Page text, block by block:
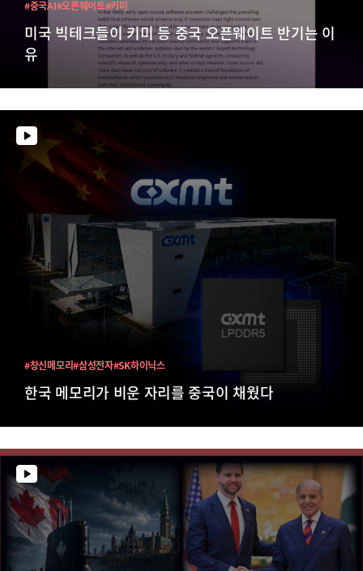
미국 빅테크들이 키미 등 중국 오픈웨이트 반기는 이
유
#중국AI#오픈웨이트#키미
한국 메모리가 비운 자리를 중국이 채웠다
#창신메모리#삼성전자#SK하이닉스